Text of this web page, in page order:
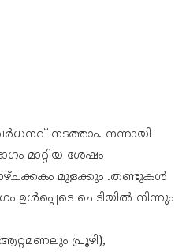
നടത്താം. നന്നായി
മാറ്റിയ ശേഷം
മുളക്കും .തണ്ടുകൾ
ചെടിയിൽ നിന്നും
പ്രൂഴി),